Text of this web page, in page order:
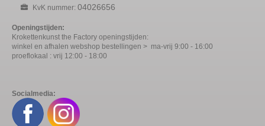
KvK nummer: 04026656
Openingstijden:
Krokettenkunst the Factory openingstijden:
winkel en afhalen webshop bestellingen > ma-vrij 9:00 - 16:00
proeflokaal : vrij 12:00 - 18:00
Socialmedia: